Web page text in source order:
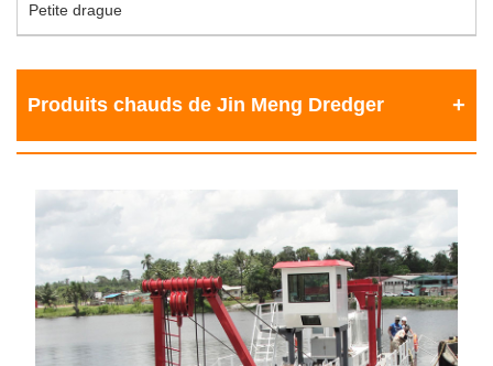
Petite drague
Produits chauds de Jin Meng Dredger